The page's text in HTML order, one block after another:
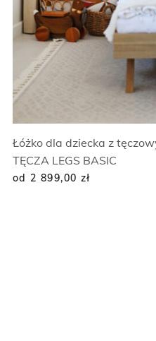
Łóżko dla dziecka z
TĘCZA LEGS BASIC
od 2 899,00 zł